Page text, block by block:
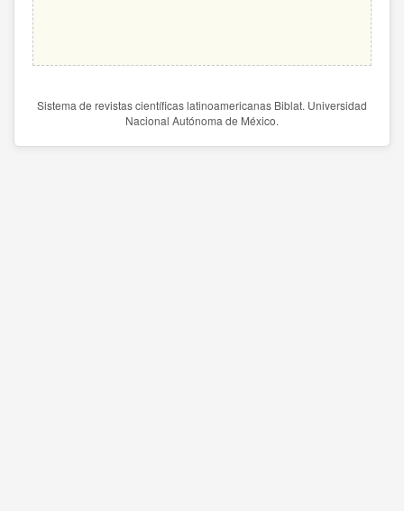
Sistema de revistas científicas latinoamericanas Biblat. Universidad
Nacional Autónoma de México.